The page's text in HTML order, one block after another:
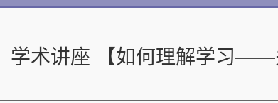
学术讲座 【如何理解学习——